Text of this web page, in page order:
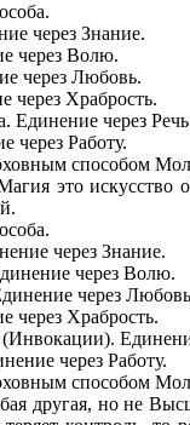
через Знание.
через Волю.
через Любовь.
через Храбрость.
Единение через
через Работу.
способом
это искусство
через Знание.
через Волю.
через
через Храбрость.
через Работу.
способом
другая, но не